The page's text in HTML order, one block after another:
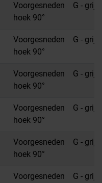
Voorgesneden
hoek 90°
G - grijs
Voorgesneden
hoek 90°
G - grijs
Voorgesneden
hoek 90°
G - grijs
Voorgesneden
hoek 90°
G - grijs
Voorgesneden
hoek 90°
G - grijs
Voorgesneden
G - grijs